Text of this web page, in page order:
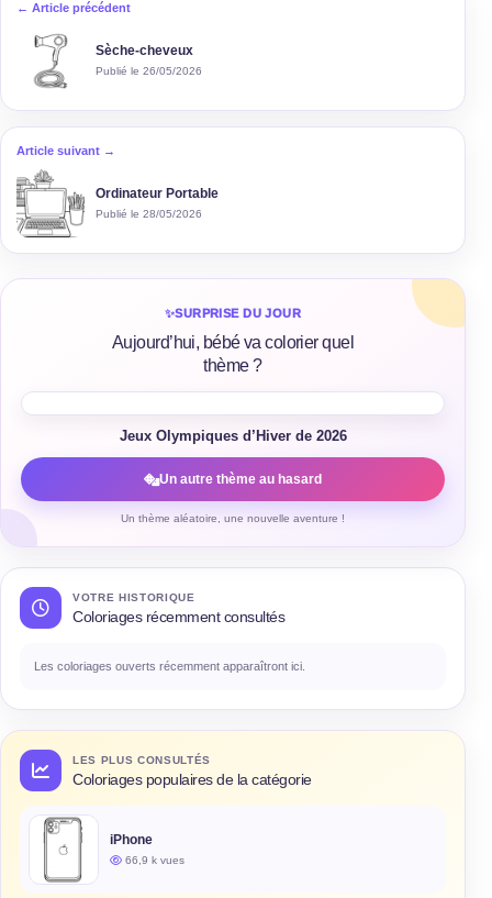
← Article précédent
Sèche-cheveux
Publié le 26/05/2026
Article suivant →
Ordinateur Portable
Publié le 28/05/2026
✨SURPRISE DU JOUR
Aujourd’hui, bébé va colorier quel
thème ?
Jeux Olympiques d’Hiver de 2026
Un autre thème au hasard
Un thème aléatoire, une nouvelle aventure !
VOTRE HISTORIQUE
Coloriages récemment consultés
Les coloriages ouverts récemment apparaîtront ici.
LES PLUS CONSULTÉS
Coloriages populaires de la catégorie
iPhone
66,9 k vues